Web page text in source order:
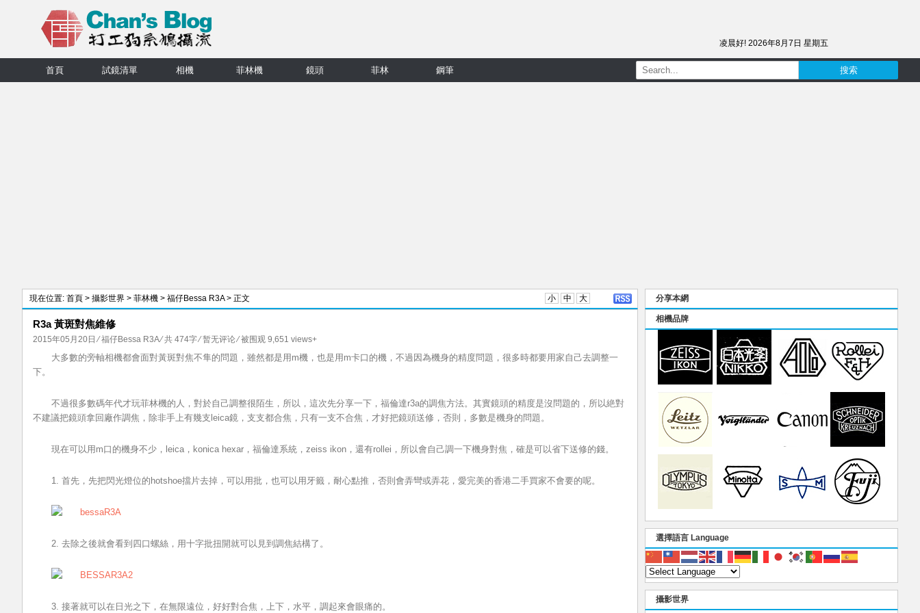
凌晨好! 2026年8月7日 星期五
首頁 試鏡清單 相機 菲林機 鏡頭 菲林 鋼筆
現在位置: 首頁 > 攝影世界 > 菲林機 > 福仔Bessa R3A> 正文 小 中 大
R3a 黃斑對焦維修
2015年05月20日 ⁄福仔Bessa R3A⁄ 共 474字⁄暂无评论⁄ 被围观 9,651 views+
大多數的旁軸相機都會面對黃斑對焦不隼的問題，雖然都是用m機，也是用m卡口的機，不過因為機身的精度問題，很多時都要用家自己去調整一
下。
不過很多數碼年代才玩菲林機的人，對於自己調整很陌生，所以，這次先分享一下，福倫達r3a的調焦方法。其實鏡頭的精度是沒問題的，所以絶對
不建議把鏡頭拿回廠作調焦，除非手上有幾支leica鏡，支支都合焦，只有一支不合焦，才好把鏡頭送修，否則，多數是機身的問題。
現在可以用m口的機身不少，leica，konica hexar，福倫達系統，zeiss ikon，還有rollei，所以會自己調一下機身對焦，確是可以省下送修的錢。
1. 首先，先把閃光燈位的hotshoe擋片去掉，可以用批，也可以用牙籤，耐心點推，否則會弄彎或弄花，愛完美的香港二手買家不會要的呢。
2. 去除之後就會看到四口螺絲，用十字批扭開就可以見到調焦結構了。
3. 接著就可以在日光之下，在無限遠位，好好對合焦，上下，水平，調起來會眼痛的。
分享本網
相機品牌
選擇語言 Language
攝影世界